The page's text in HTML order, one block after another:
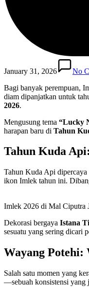
January 31, 2026
No
Bagi banyak perempuan,
diam dipanjatkan untuk
2026.
Mengusung tema “Lucky
harapan baru di Tahun
Tahun Kuda
Tahun Kuda Api dipercaya
ikon Imlek tahun ini.
Imlek 2026 di Mal Ciputra
Dekorasi bergaya Istana
sesuatu yang sering dicari
Wayang Potehi:
Salah satu momen yang
—sebuah konsistensi yang